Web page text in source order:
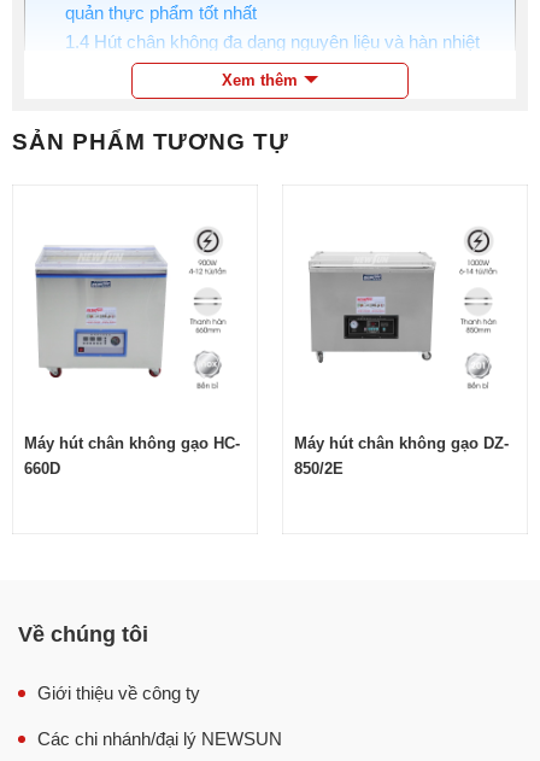
quản thực phẩm tốt nhất
1.4Hút chân không đa dạng nguyên liệu và hàn nhiệt
không kén túi
Thiết kế hiện đại, bền đẹp và dễ sử dụng
2
Hướng dẫn sử dụng máy đóng gói chân không gạo HC-
Điện máy Thực phẩm – Thương hiệu phân phối máy hút
Máy hút chân không gạo HC-360Schính hãng do
chúng tôi phân phối là dòng sản phẩm chất lượng cao,
sở hữu nhiều ưu điểm và tính năng vượt trội hơn các
dòng khác trên thị trường.
Xem thêm
SẢN PHẨM TƯƠNG TỰ
Máy hút chân không gạo HC-
660D
Máy hút chân không gạo DZ-
850/2E
Về chúng tôi
Giới thiệu về công ty
Các chi nhánh/đại lý NEWSUN